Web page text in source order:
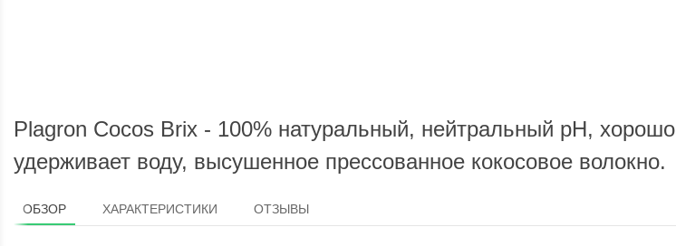
Plagron Cocos Brix - 100% натуральный, нейтральный рН, хорошо
удерживает воду, высушенное прессованное кокосовое волокно.
ОБЗОР ХАРАКТЕРИСТИКИ ОТЗЫВЫ